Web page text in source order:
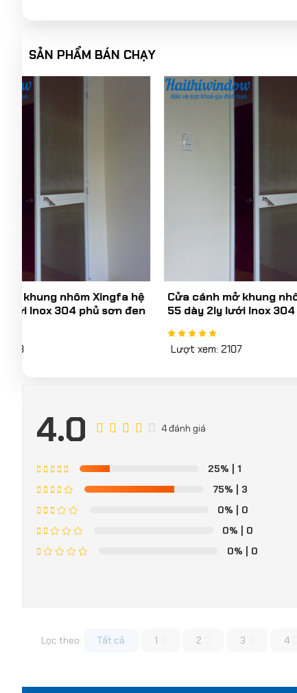
SẢN PHẨM BÁN CHẠY
Cửa cánh mở khung nhôm Xingfa hệ
55 dày 2ly lưới Inox 304 phủ sơn xám
CỬA
4.0 4 đánh giá
25% | 1
75% | 3
0% | 0
0% | 0
0% | 0
Lọc theo: Tất cả 1 2 3 4